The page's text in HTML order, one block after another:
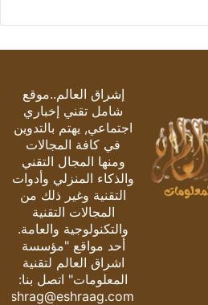
إشراق العالم..موقع
شامل تقني إخباري
اجتماعي, يهتم بالتدوين
في كافة المجالات
ومنها المجال التقني
والذكاء المنزلي وأدوات
التقنية وغير ذلك من
المجالات التقنية
والتكنولوجية والعامة.
أحد مواقع "مؤسسة
اشراق العالم لتقنية
المعلومات" اتصل بنا:
eshrag@eshraag.com